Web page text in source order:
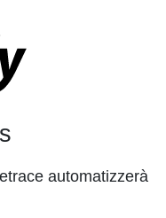
automatizzerà